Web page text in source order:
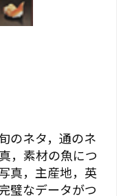
のネタ，通のネ
，素材の魚につ
真，主産地，英
璧なデータがつ